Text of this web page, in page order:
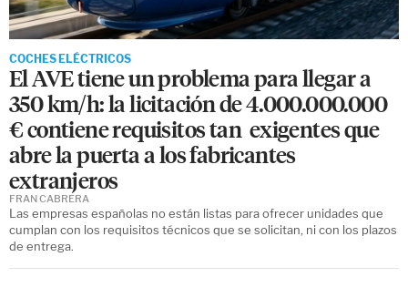
COCHES ELÉCTRICOS
El AVE tiene un problema para llegar a
350 km/h: la licitación de 4.000.000.000
€ contiene requisitos tan exigentes que
abre la puerta a los fabricantes
extranjeros
Las empresas españolas no están listas para ofrecer unidades que
cumplan con los requisitos técnicos que se solicitan, ni con los plazos
de entrega.
FRAN CABRERA